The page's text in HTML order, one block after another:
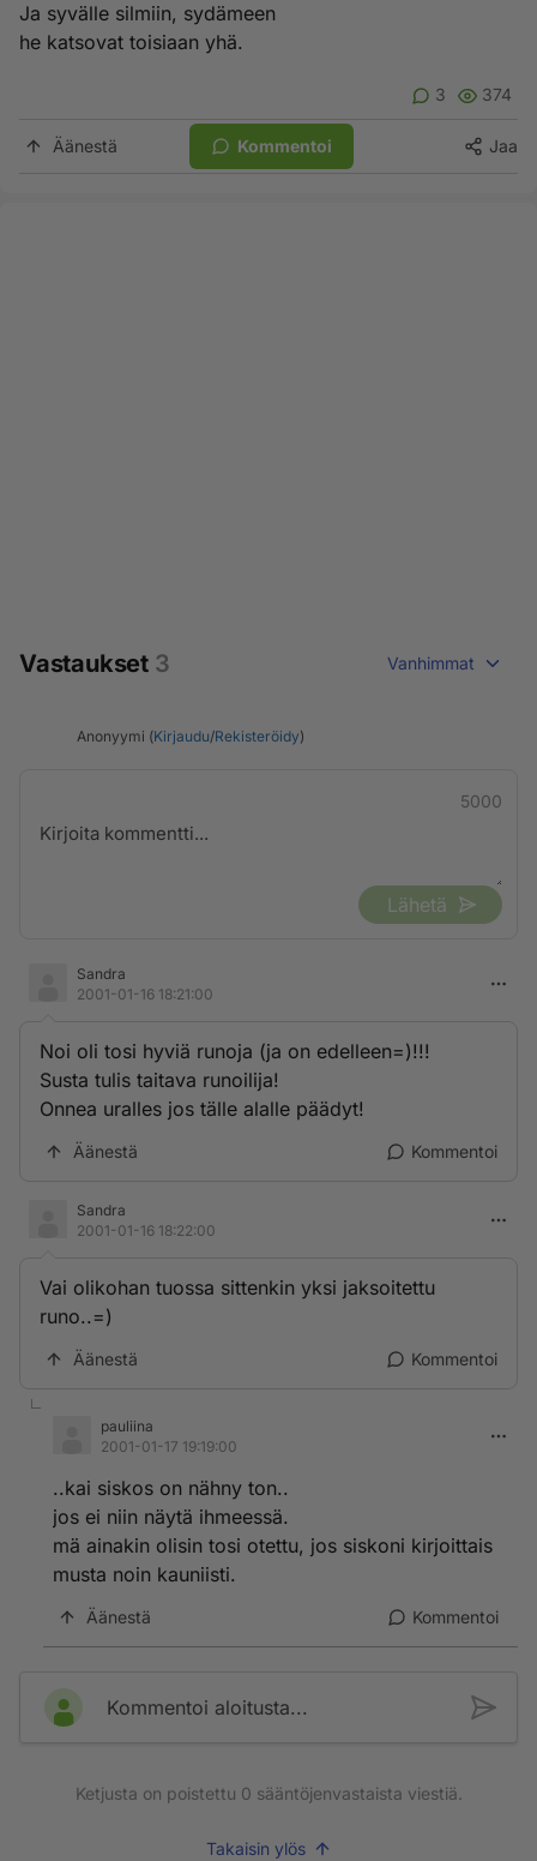
Ja syvälle silmiin, sydämeen
he katsovat toisiaan yhä.
3 374
Äänestä Kommentoi Jaa
Vastaukset 3 Vanhimmat
Anonyymi (Kirjaudu/Rekisteröidy)
5000
Lähetä
Sandra
2001-01-16 18:21:00
Noi oli tosi hyviä runoja (ja on edelleen=)!!!
Susta tulis taitava runoilija!
Onnea uralles jos tälle alalle päädyt!
Äänestä Kommentoi
Sandra
2001-01-16 18:22:00
Vai olikohan tuossa sittenkin yksi jaksoitettu
runo..=)
Äänestä Kommentoi
pauliina
2001-01-17 19:19:00
..kai siskos on nähny ton..
jos ei niin näytä ihmeessä.
mä ainakin olisin tosi otettu, jos siskoni kirjoittais
musta noin kauniisti.
Äänestä Kommentoi
Kommentoi aloitusta...
Ketjusta on poistettu 0 sääntöjenvastaista viestiä.
Takaisin ylös